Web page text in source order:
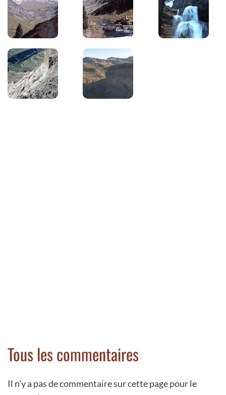
Tous les commentaires
Il n'y a pas de commentaire sur cette page pour le